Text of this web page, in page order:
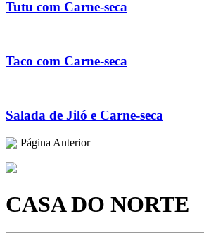
Tutu com Carne-seca
Taco com Carne-seca
Salada de Jiló e Carne-seca
Página Anterior
CASA DO NORTE